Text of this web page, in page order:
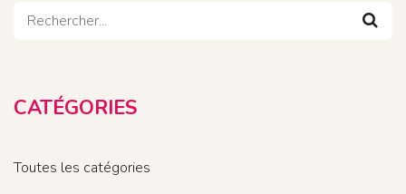
CATÉGORIES
Toutes les catégories